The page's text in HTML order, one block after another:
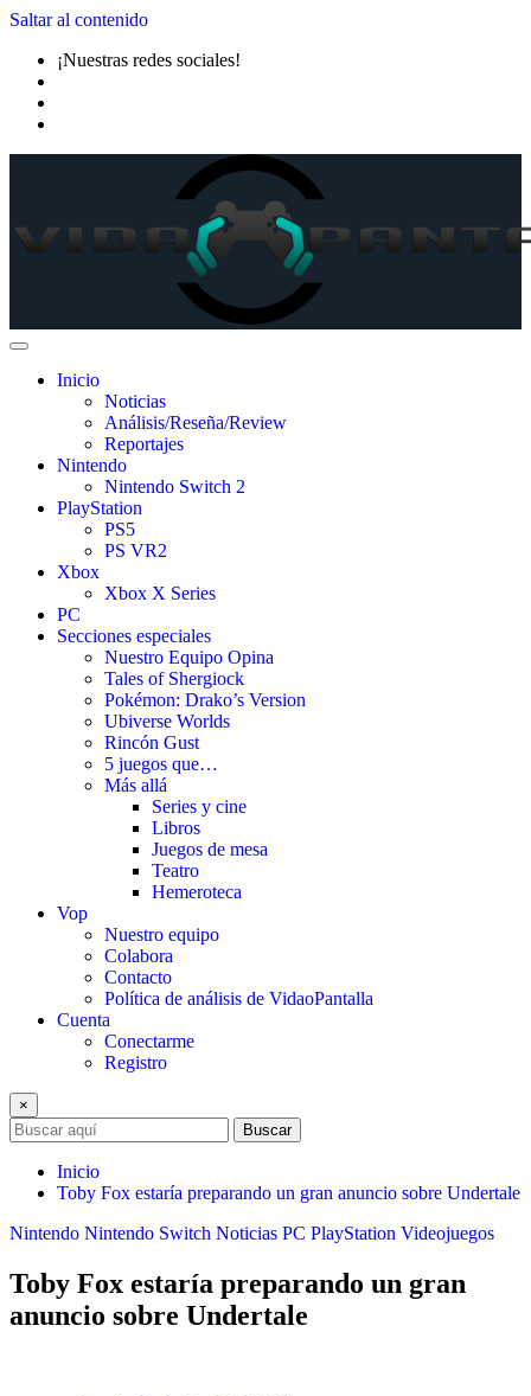
Saltar al contenido
¡Nuestras redes sociales!
Inicio
Noticias
Análisis/Reseña/Review
Reportajes
Nintendo
Nintendo Switch 2
PlayStation
PS5
PS VR2
Xbox
Xbox X Series
PC
Secciones especiales
Nuestro Equipo Opina
Tales of Shergiock
Pokémon: Drako’s Version
Ubiverse Worlds
Rincón Gust
5 juegos que…
Más allá
Series y cine
Libros
Juegos de mesa
Teatro
Hemeroteca
Vop
Nuestro equipo
Colabora
Contacto
Política de análisis de VidaoPantalla
Cuenta
Conectarme
Registro
×
Buscar
Inicio
Toby Fox estaría preparando un gran anuncio sobre Undertale
Nintendo Nintendo Switch Noticias PC PlayStation Videojuegos
Toby Fox estaría preparando un gran
anuncio sobre Undertale